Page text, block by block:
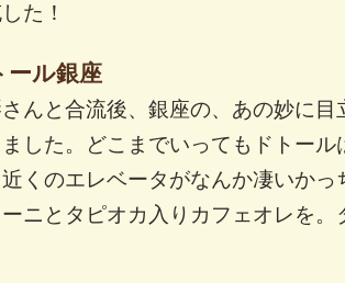
た！
ール銀座
んと合流後、銀座の、あの妙に
した。どこまでいってもドトール
くのエレベータがなんか凄いかっ
ニとタピオカ入りカフェオレを。